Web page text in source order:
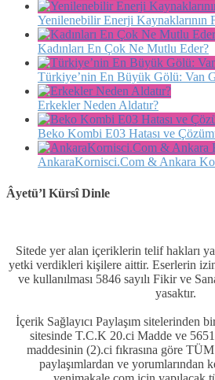
Yenilenebilir Enerji Kaynaklarının
Kadınları En Çok Ne Mutlu Eder?
Türkiye’nin En Büyük Gölü: Van
Erkekler Neden Aldatır?
Beko Kombi E03 Hatası ve
AnkaraKornisci.Com & Ankara
Âyetü’l Kürsî Dinle
Sitede yer alan içeriklerin telif hakları
yetki verdikleri kişilere aittir. Eserlerin izin
ve kullanılması 5846 sayılı Fikir ve
yasaktır.
İçerik Sağlayıcı Paylaşım sitelerinden
sitesinde T.C.K 20.ci Madde ve
maddesinin (2).ci fıkrasına göre TÜM
paylaşımlardan ve yorumlarından